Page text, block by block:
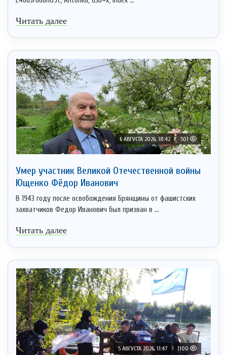
Читать далее
6 АВГУСТА 2026, 18:42 501
Умер участник Великой Отечественной войны
Ющенко Фёдор Иванович
В 1943 году после освобождения Брянщины от фашистских
захватчиков Федор Иванович был призван в ...
Читать далее
5 АВГУСТА 2026, 11:47 1100